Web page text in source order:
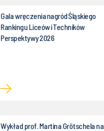
Gala wręczenia nagród Śląskiego
Rankingu Liceów i Techników
Perspektywy 2026
Wykład prof. Martina Grötschela na